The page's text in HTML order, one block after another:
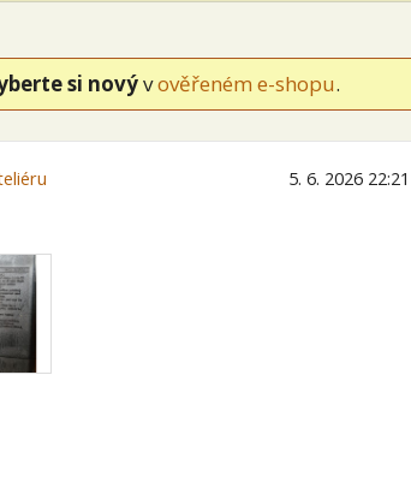
si novývověřeném e-shopu.
5. 6. 2026 22:21